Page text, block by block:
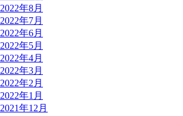
2022年8月
2022年7月
2022年6月
2022年5月
2022年4月
2022年3月
2022年2月
2022年1月
2021年12月